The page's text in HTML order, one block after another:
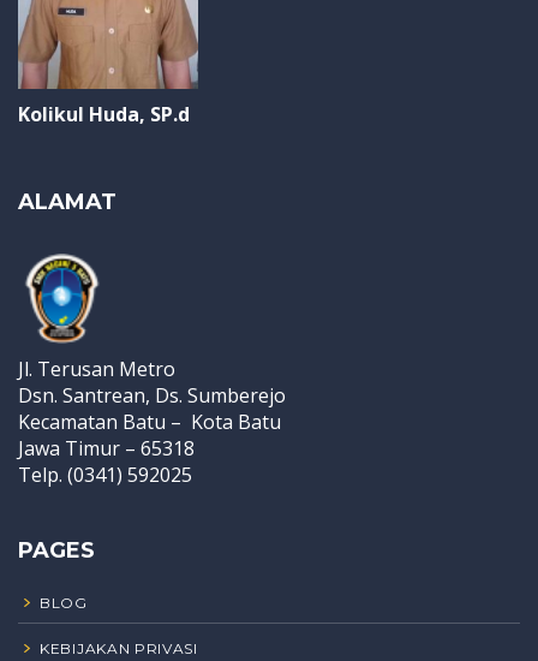
Kolikul Huda, SP.d
ALAMAT
Jl. Terusan Metro
Dsn. Santrean, Ds. Sumberejo
Kecamatan Batu – Kota Batu
Jawa Timur – 65318
Telp. (0341) 592025
PAGES
BLOG
KEBIJAKAN PRIVASI